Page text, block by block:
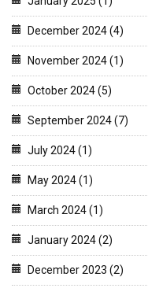
December 2024 (4)
November 2024 (1)
October 2024 (5)
September 2024 (7)
July 2024 (1)
May 2024 (1)
March 2024 (1)
January 2024 (2)
December 2023 (2)